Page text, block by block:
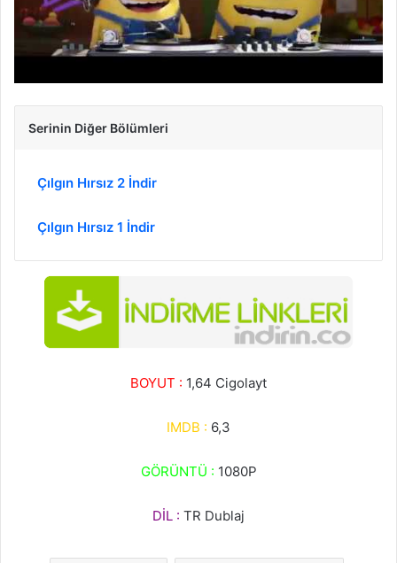
Serinin Diğer Bölümleri
Çılgın Hırsız 2 İndir
Çılgın Hırsız 1 İndir
BOYUT : 1,64 Cigolayt
IMDB : 6,3
GÖRÜNTÜ : 1080P
DİL : TR Dublaj